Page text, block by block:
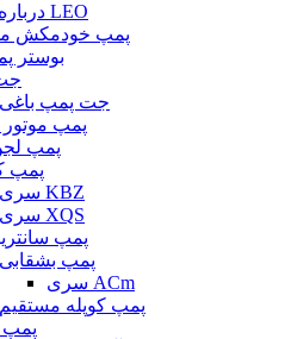
درباره ی لیو LEO
پمپ خودمکش
بوستر
جت پمپ باغی
پمپ موتور
پمپ
پمپ
سری KBZ
سری XQS
پمپ
پمپ بشقابی
سری ACm
پمپ کوپله مستقیم
پمپ